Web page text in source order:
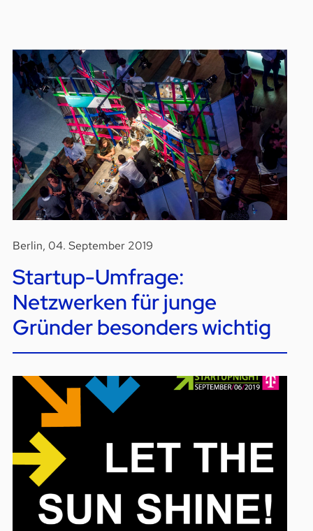
Berlin, 04. September 2019
Startup-Umfrage:
Netzwerken für junge
Gründer besonders wichtig